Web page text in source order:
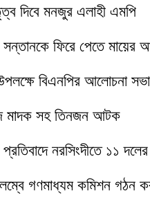
দিবে মনজুর এলাহী এমপি
ফিরে পেতে মায়ের
বিএনপির আলোচনা
মাদক সহ তিনজন আটক
নরসিংদীতে ১১
গণমাধ্যম কমিশন গঠন